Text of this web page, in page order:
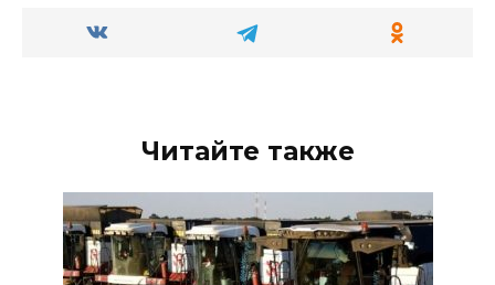
Читайте также